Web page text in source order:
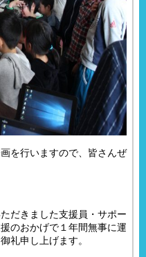
を行いますので、皆さんぜ
だきました支援員・サポー
のおかげで１年間無事に運
礼申し上げます。